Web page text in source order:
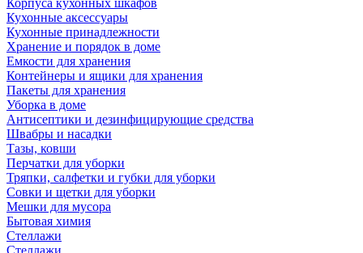
Корпуса кухонных шкафов
Кухонные аксессуары
Кухонные принадлежности
Хранение и порядок в доме
Емкости для хранения
Контейнеры и ящики для хранения
Пакеты для хранения
Уборка в доме
Антисептики и дезинфицирующие средства
Швабры и насадки
Тазы, ковши
Перчатки для уборки
Тряпки, салфетки и губки для уборки
Совки и щетки для уборки
Мешки для мусора
Бытовая химия
Стеллажи
Стеллажи